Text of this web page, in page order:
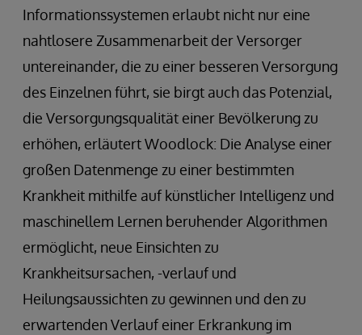
Informationssystemen erlaubt nicht nur eine
nahtlosere Zusammenarbeit der Versorger
untereinander, die zu einer besseren Versorgung
des Einzelnen führt, sie birgt auch das Potenzial,
die Versorgungsqualität einer Bevölkerung zu
erhöhen, erläutert Woodlock: Die Analyse einer
großen Datenmenge zu einer bestimmten
Krankheit mithilfe auf künstlicher Intelligenz und
maschinellem Lernen beruhender Algorithmen
ermöglicht, neue Einsichten zu
Krankheitsursachen, -verlauf und
Heilungsaussichten zu gewinnen und den zu
erwartenden Verlauf einer Erkrankung im